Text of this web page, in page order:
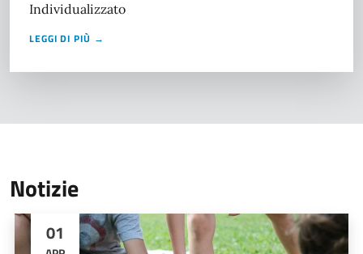
Individualizzato
LEGGI DI PIÙ →
Notizie
01